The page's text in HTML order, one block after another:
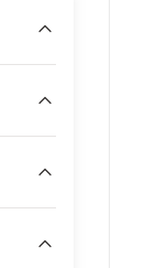
(yoki)